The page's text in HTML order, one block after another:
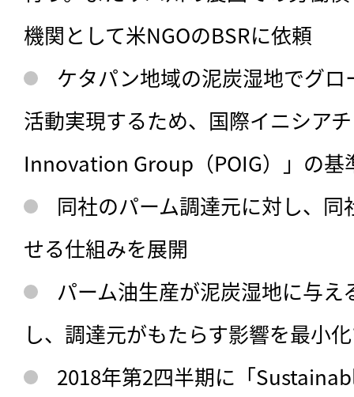
機関として米NGOのBSRに依頼
ケタパン地域の泥炭湿地でグ
活動実現するため、国際イニシア
Innovation Group（POIG）」の基
同社のパーム調達元に対し、
せる仕組みを展開
パーム油生産が泥炭湿地に与
し、調達元がもたらす影響を最小
2018年第2四半期に「